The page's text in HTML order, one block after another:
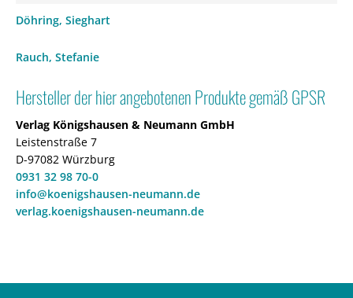
Döhring, Sieghart
Rauch, Stefanie
Hersteller der hier angebotenen Produkte gemäß GPSR
Verlag Königshausen & Neumann GmbH
Leistenstraße 7
D-97082 Würzburg
0931 32 98 70-0
info@koenigshausen-neumann.de
verlag.koenigshausen-neumann.de